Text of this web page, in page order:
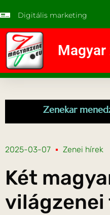
Digitális marketing
Magyar
Zenekar
2025-03-07 Zenei hírek
Két